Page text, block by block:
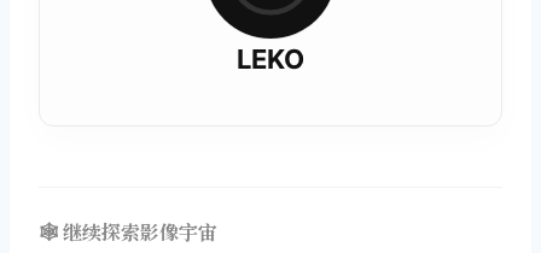
LEKO
🕸️ 继续探索影像宇宙